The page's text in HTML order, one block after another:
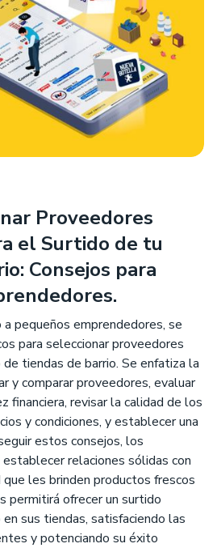
Proveedores
el Surtido de tu
Consejos para
pequeños emprendedores, se
para seleccionar proveedores
tiendas de barrio. Se enfatiza la
y comparar proveedores, evaluar
financiera, revisar la calidad de los
y condiciones, y establecer una
estos consejos, los
relaciones sólidas con
les brinden productos frescos
permitirá ofrecer un surtido
sus tiendas, satisfaciendo las
y potenciando su éxito